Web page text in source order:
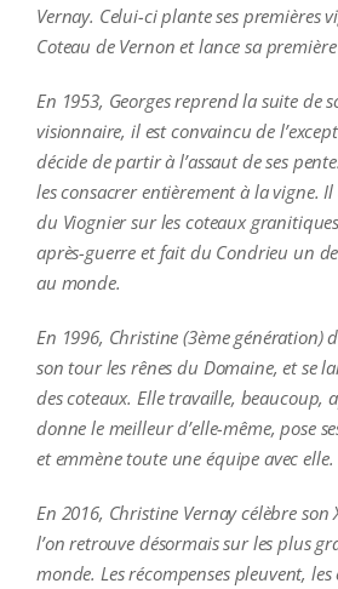
Vernay. Celui-ci plante ses premières
Coteau de Vernon et lance sa
En 1953, Georges reprend la suite de
visionnaire, il est convaincu de
décide de partir à l’assaut de ses
les consacrer entièrement à la vigne.
du Viognier sur les coteaux
après-guerre et fait du Condrieu un
au monde.
En 1996, Christine (3ème génération)
son tour les rênes du Domaine, et se
des coteaux. Elle travaille, beaucoup,
donne le meilleur d’elle-même, pose
et emmène toute une équipe avec elle.
En 2016, Christine Vernay célèbre son
l’on retrouve désormais sur les plus
monde. Les récompenses pleuvent, les